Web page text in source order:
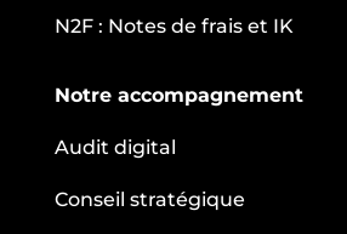
N2F : Notes de frais et IK
Notre accompagnement
Audit digital
Conseil stratégique